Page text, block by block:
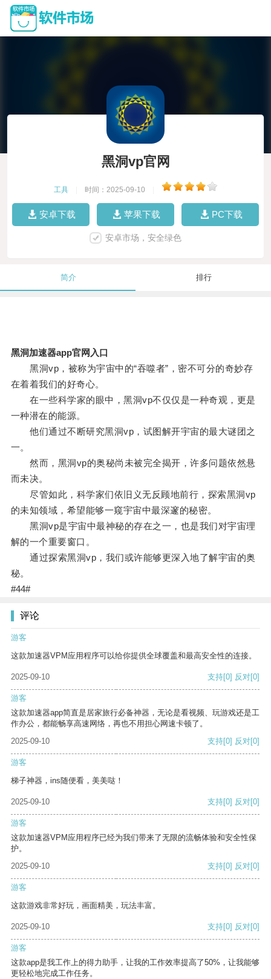
黑洞vp官网
工具 时间：2025-09-10
安卓下载 苹果下载 PC下载
安卓市场，安全绿色
简介 排行
黑洞加速器app官网入口
黑洞vp，被称为宇宙中的“吞噬者”，密不可分的奇妙存
在着着我们的好奇心。
在一些科学家的眼中，黑洞vp不仅仅是一种奇观，更是
一种潜在的能源。
他们通过不断研究黑洞vp，试图解开宇宙的最大谜团之
一。
然而，黑洞vp的奥秘尚未被完全揭开，许多问题依然悬
而未决。
尽管如此，科学家们依旧义无反顾地前行，探索黑洞vp
的未知领域，希望能够一窥宇宙中最深邃的秘密。
黑洞vp是宇宙中最神秘的存在之一，也是我们对宇宙理
解的一个重要窗口。
通过探索黑洞vp，我们或许能够更深入地了解宇宙的奥
秘。
#44#
评论
游客
这款加速器VPM应用程序可以给你提供全球覆盖和最高安全性的连接。
2025-09-10 支持[0] 反对[0]
游客
这款加速器app简直是居家旅行必备神器，无论是看视频、玩游戏还是工
作办公，都能畅享高速网络，再也不用担心网速卡顿了。
2025-09-10
支持[0] 反对[0]
游客
梯子神器，ins随便看，美美哒！
2025-09-10 支持[0] 反对[0]
游客
这款加速器VPM应用程序已经为我们带来了无限的流畅体验和安全性保
护。
2025-09-10
支持[0] 反对[0]
游客
这款游戏非常好玩，画面精美，玩法丰富。
2025-09-10 支持[0] 反对[0]
游客
这款app是我工作上的得力助手，让我的工作效率提高了50%，让我能够
更轻松地完成工作任务。